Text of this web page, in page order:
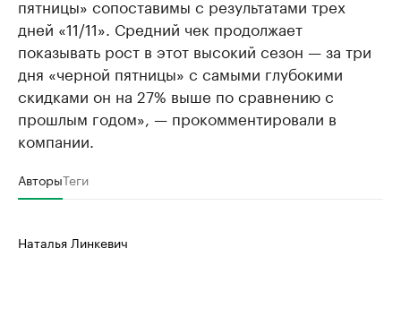
пятницы» сопоставимы с результатами трех
дней «11/11». Средний чек продолжает
показывать рост в этот высокий сезон — за три
дня «черной пятницы» с самыми глубокими
скидками он на 27% выше по сравнению с
прошлым годом», — прокомментировали в
компании.
АвторыТеги
Наталья Линкевич